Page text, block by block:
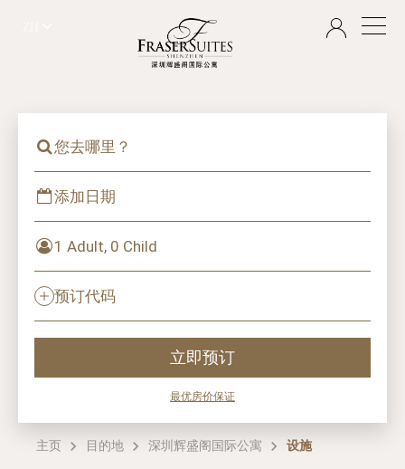
您去哪里？
添加日期
1 Adult, 0 Child
预订代码
立即预订
最优房价保证
主页 目的地 深圳辉盛阁国际公寓 设施